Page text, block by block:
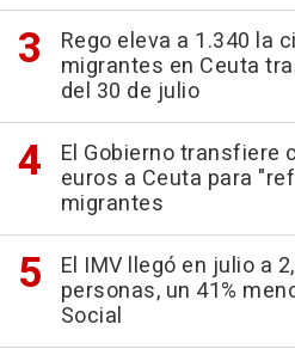
Rego eleva a 1.340 la
migrantes en Ceuta
del 30 de julio
El Gobierno transfiere
euros a Ceuta para
migrantes
El IMV llegó en julio a
personas, un 41%
Social